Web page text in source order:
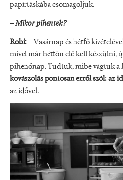
papírtáskába csomagoljuk.
– Mikor pihentek?
Robi:– Vasárnap és hétfő
mivel már hétfőn elő kell készülni,
pihenőnap. Tudtuk, mibe vágtuk a
kovászolás pontosan erről szól: az
az idővel.